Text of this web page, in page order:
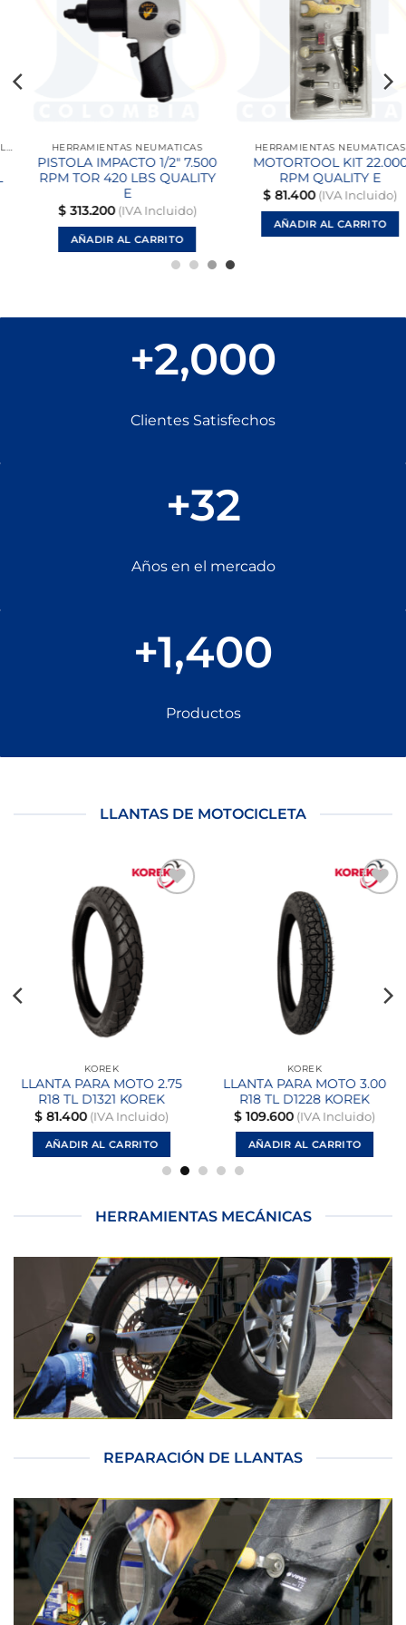
a la
lista
de
deseos
NEUMATICAS
IMPACTO 1/2″ 7.500
TOR 420 LBS QUALITY
(IVA Incluido)
AÑADIR AL CARRITO
a la
lista
de
deseos
HERRAMIENTAS NEUMATICAS
MOTORTOOL KIT 22.000
RPM QUALITY E
(IVA Incluido)
AÑADIR AL CARRITO
$
+2,000
Clientes Satisfechos
+32
Años en el mercado
+1,400
Productos
LLANTAS DE MOTOCICLETA
deseos
KOREK
LLANTA PARA MOTO 2.75
R18 TL D1321 KOREK
81.400(IVA Incluido)
AÑADIR AL CARRITO
KOREK
LLANTA PARA MOTO 3.00
R18 TL D1228 KOREK
109.600(IVA Incluido)
AÑADIR AL CARRITO
HERRAMIENTAS MECÁNICAS
REPARACIÓN DE LLANTAS